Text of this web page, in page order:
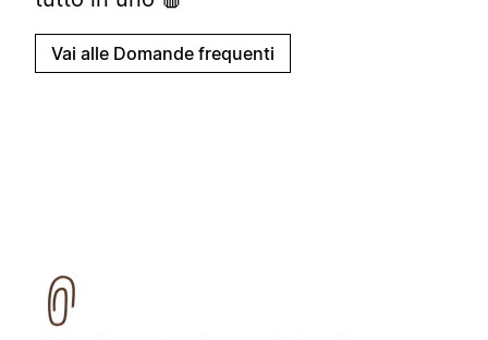
Vai alle Domande frequenti